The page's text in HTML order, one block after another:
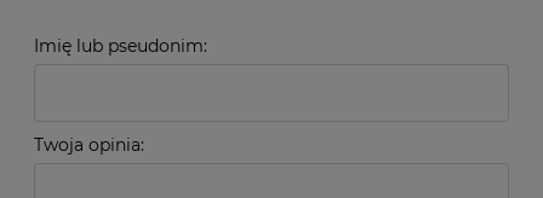
Imię lub pseudonim:
Twoja opinia: